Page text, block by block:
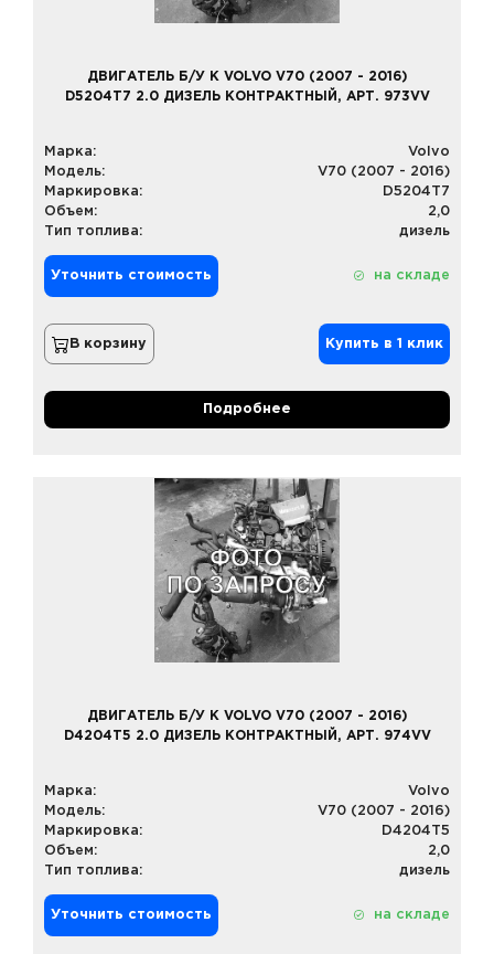
ДВИГАТЕЛЬ Б/У К VOLVO V70 (2007 - 2016)
D5204T7 2.0 ДИЗЕЛЬ КОНТРАКТНЫЙ, АРТ. 973VV
Марка:
Volvo
Модель:
V70 (2007 - 2016)
Маркировка:
D5204T7
Объем:
2,0
Тип топлива:
дизель
Уточнить стоимость на складе
В корзину Купить в 1 клик
Подробнее
ДВИГАТЕЛЬ Б/У К VOLVO V70 (2007 - 2016)
D4204T5 2.0 ДИЗЕЛЬ КОНТРАКТНЫЙ, АРТ. 974VV
Марка:
Volvo
Модель:
V70 (2007 - 2016)
Маркировка:
D4204T5
Объем:
2,0
Тип топлива:
дизель
Уточнить стоимость на складе